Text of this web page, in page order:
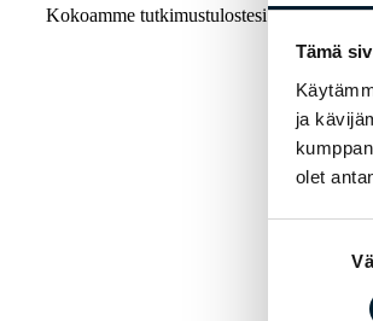
Tämä
ja
olet
Kokoamme tutkimustulostesi keskeiset